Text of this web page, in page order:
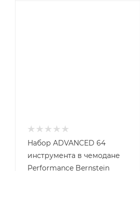
Набор ADVANCED 64
инструмента в чемодане
Performance Bernstein